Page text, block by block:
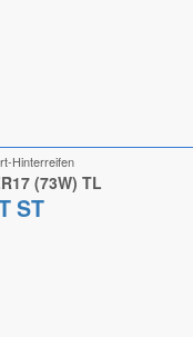
Hinterreifen
(73W) TL
ST